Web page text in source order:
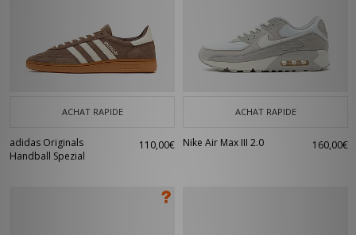
ACHAT RAPIDE
adidas Originals
Handball Spezial
110,00€
ACHAT RAPIDE
Nike Air Max III 2.0 160,00€